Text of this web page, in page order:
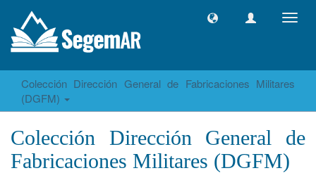
Colección Dirección General de Fabricaciones Militares
(DGFM)
Colección Dirección General de
Fabricaciones Militares (DGFM)